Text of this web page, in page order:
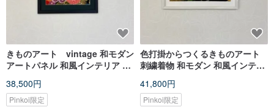
きものアート vintage 和モダン
アートパネル 和風インテリア 梅
縁起物 014 made in japan
38,500円
Pinkoi限定
色打掛からつくるきものアート
刺繍着物 和モダン 和風インテリ
長寿祝 縁起物 インテリア 007
made in japan
41,800円
Pinkoi限定